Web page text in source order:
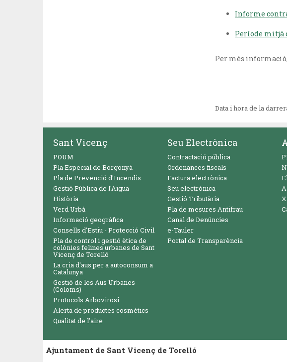
Informe
Període mitjà
Per més
Data i hora de la
Sant Vicenç
POUM
Pla Especial de Borgonyà
Pla de Prevenció d'Incendis
Gestió Pública de l'Aigua
Història
Verd Urbà
Informació geogràfica
Consells d'Estiu - Protecció Civil
Pla de control i gestió ètica de
colònies felines urbanes de Sant
Vicenç de Torelló
La cria d'aus per a autoconsum a
Catalunya
Gestió de les Aus Urbanes
(Coloms)
Protocols Arbovirosi
Alerta de productes cosmètics
Qualitat de l'aire
Seu Electrònica
Contractació pública
Ordenances fiscals
Factura electrònica
Seu electrònica
Gestió Tributària
Pla de mesures Antifrau
Canal de Denúncies
e-Tauler
Portal de Transparència
Ajuntament de Sant Vicenç de Torelló